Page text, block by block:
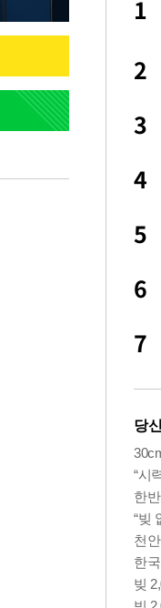
변신 근황 "가볼 만하
1
2
3
4
5
6
7